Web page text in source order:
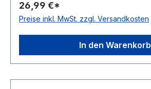
26,99 €*
Preise inkl. MwSt. zzgl. Versandkosten
In den Warenkorb